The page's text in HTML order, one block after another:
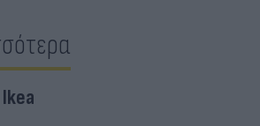
Ikea